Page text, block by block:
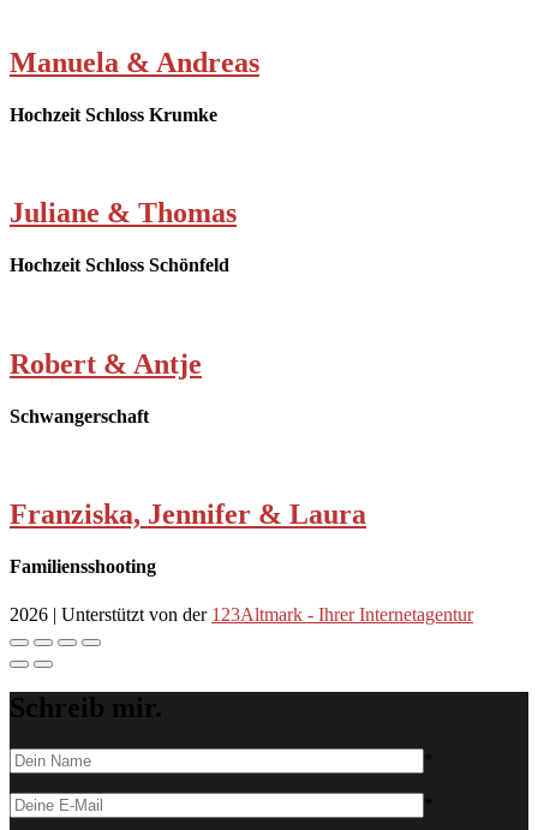
Manuela & Andreas
Hochzeit Schloss Krumke
Juliane & Thomas
Hochzeit Schloss Schönfeld
Robert & Antje
Schwangerschaft
Franziska, Jennifer & Laura
Familiensshooting
2026 | Unterstützt von der 123Altmark - Ihrer Internetagentur
Schreib mir.